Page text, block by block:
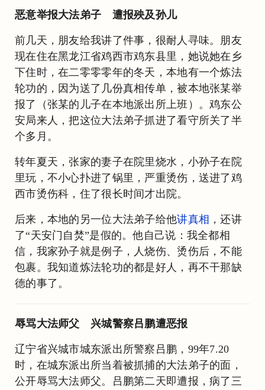
恶意举报大法弟子 遭报殃及孙儿
前几天，朋友给我讲了件事，很耐人寻味。朋友
现在住在黑龙江省鸡西市鸡东县里，她说她在乡
下住时，在二零零零年的冬天，本地有一个炼法
轮功的，因为送了几份真相传单，被本地张某举
报了（张某的儿子在本地派出所上班）。鸡东公
安局来人，把这位大法弟子抓进了看守所关了半
个多月。
转年夏天，张家的妻子在院里烧水，小孙子在院
里玩，不小心扑进了锅里，严重烫伤，送进了鸡
西市烫伤科，住了很长时间才出院。
后来，本地的另一位大法弟子给他讲真相 ，还讲
了“天安门自焚”是假的。他自己说：我全都相
信，我家孙子就是例子，人烧伤、烫伤后，不能
包裹。我知道炼法轮功的都是好人，再不干那缺
德的事了。
辱骂大法师父 兴城警察吕鹏遭恶报
辽宁省兴城市城东派出所警察吕鹏，99年7.20
时，在城东派出所当着被抓捕的大法弟子的面，
公开辱骂大法师父。吕鹏第二天即遭报，病了三